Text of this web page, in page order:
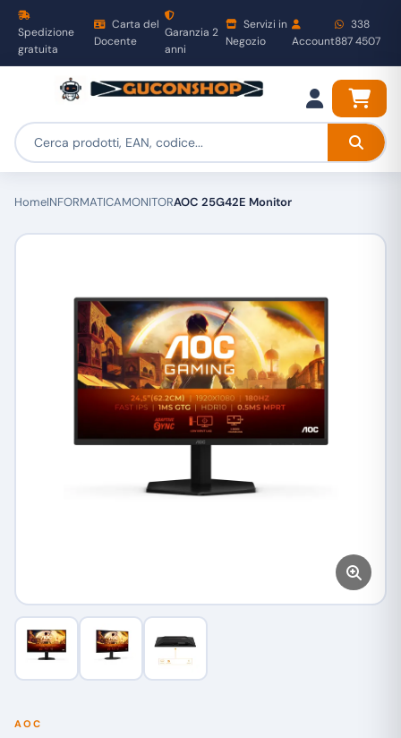
Spedizione
gratuita
Carta del
Docente
Garanzia 2
anni
Servizi in
Negozio
Account
338
887 4507
HomeINFORMATICAMONITORAOC 25G42E Monitor
AOC